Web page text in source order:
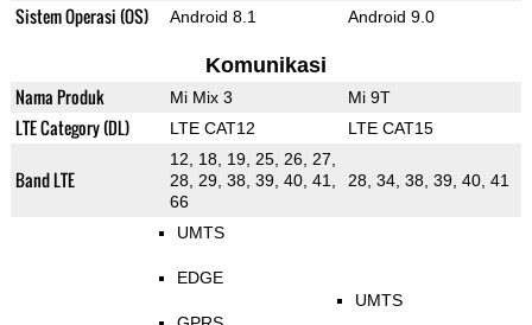
Sistem Operasi (OS) Android 8.1 Android 9.0
Komunikasi
Nama Produk Mi Mix 3 Mi 9T
LTE Category (DL) LTE CAT12 LTE CAT15
Band LTE
12, 18, 19, 25, 26, 27,
28, 29, 38, 39, 40, 41,
66
28, 34, 38, 39, 40, 41
UMTS
EDGE
UMTS